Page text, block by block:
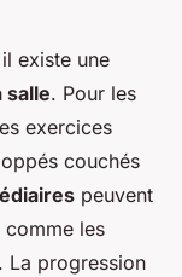
existe une
salle. Pour les
exercices
couchés
peuvent
les
La progression